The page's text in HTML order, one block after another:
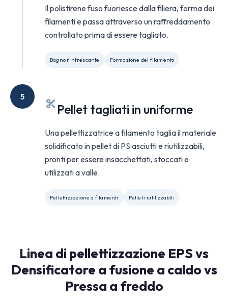
Il polistirene fuso fuoriesce dalla filiera, forma dei
filamenti e passa attraverso un raffreddamento
controllato prima di essere tagliato.
Bagno rinfrescante Formazione del filamento
5
Pellet tagliati in uniforme
Una pellettizzatrice a filamento taglia il materiale
solidificato in pellet di PS asciutti e riutilizzabili,
pronti per essere insacchettati, stoccati e
utilizzati a valle.
Pellettizzazione a filamenti Pellet riutilizzabili
Linea di pellettizzazione EPS vs
Densificatore a fusione a caldo vs
Pressa a freddo